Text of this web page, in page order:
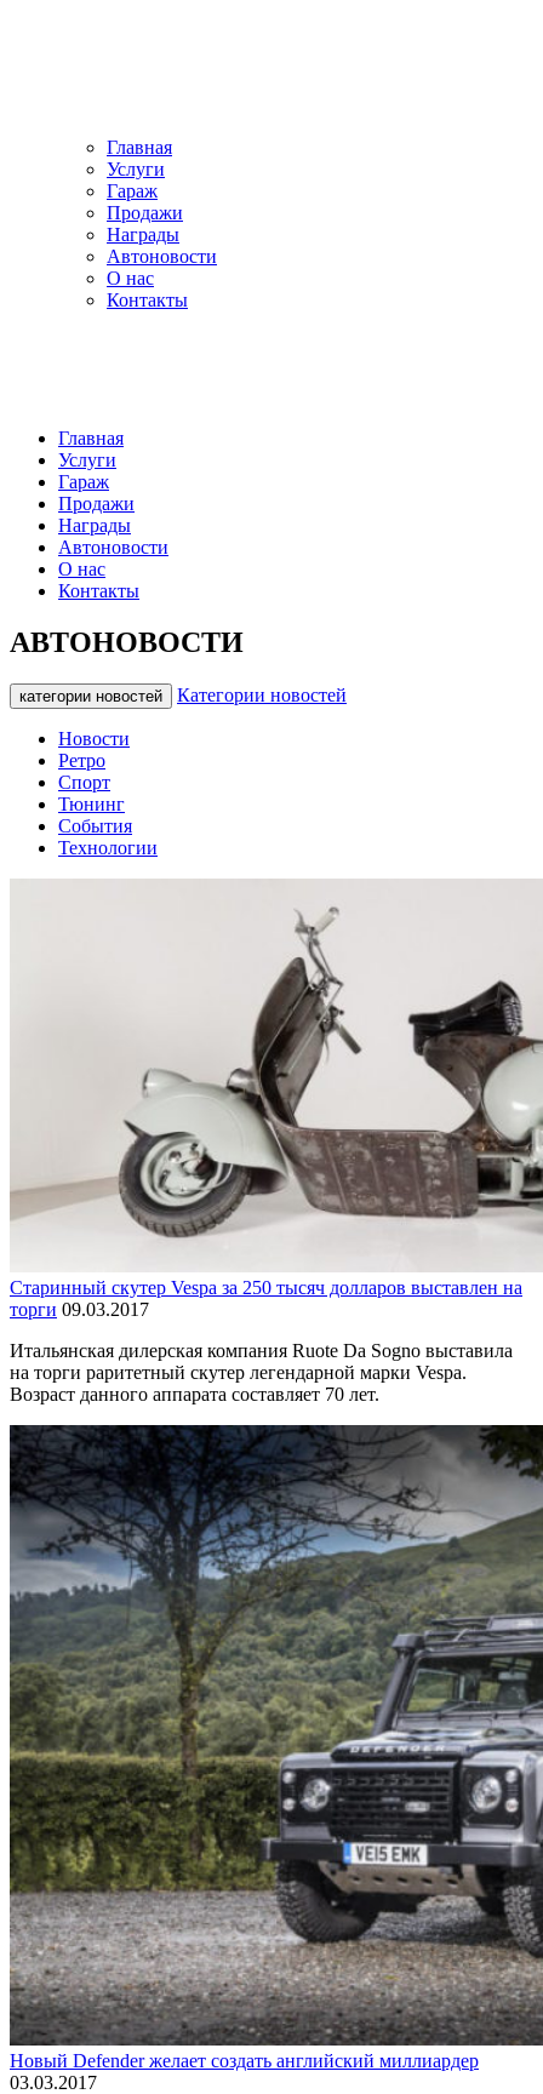
Главная
Услуги
Гараж
Продажи
Награды
Автоновости
О нас
Контакты
Главная
Услуги
Гараж
Продажи
Награды
Автоновости
О нас
Контакты
АВТОНОВОСТИ
категории новостей Категории новостей
Новости
Ретро
Спорт
Тюнинг
События
Технологии
Старинный скутер Vespa за 250 тысяч долларов выставлен на
торги 09.03.2017
Итальянская дилерская компания Ruote Da Sogno выставила
на торги раритетный скутер легендарной марки Vespa.
Возраст данного аппарата составляет 70 лет.
Новый Defender желает создать английский миллиардер
03.03.2017